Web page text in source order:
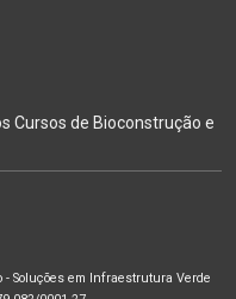
Cursos de Bioconstrução e
- Soluções em Infraestrutura Verde